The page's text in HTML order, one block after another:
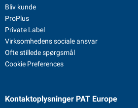
Bliv kunde
ProPlus
Private Label
Virksomhedens sociale ansvar
Ofte stillede spørgsmål
Cookie Preferences
Kontaktoplysninger PAT Europe